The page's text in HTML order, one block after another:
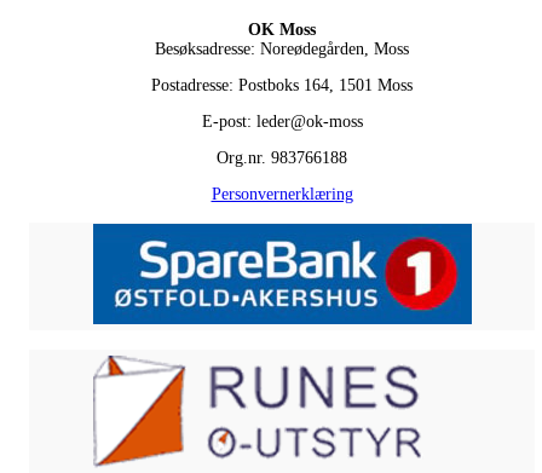
OK Moss
Besøksadresse: Noreødegården, Moss
Postadresse: Postboks 164, 1501 Moss
E-post: leder@ok-moss
Org.nr. 983766188
Personvernerklæring